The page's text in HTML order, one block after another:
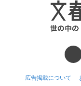
広告掲載について